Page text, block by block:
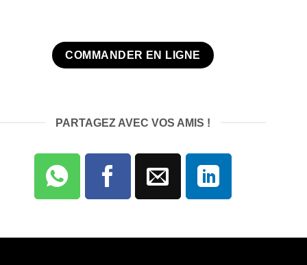
COMMANDER EN LIGNE
PARTAGEZ AVEC VOS AMIS !